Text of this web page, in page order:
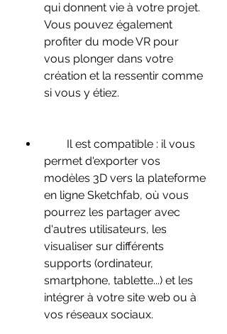
qui donnent vie à votre projet.
Vous pouvez également
profiter du mode VR pour
vous plonger dans votre
création et la ressentir comme
si vous y étiez.
permet d'exporter vos
modèles 3D vers la plateforme
en ligne Sketchfab, où vous
pourrez les partager avec
d'autres utilisateurs, les
visualiser sur différents
supports (ordinateur,
smartphone, tablette...) et les
intégrer à votre site web ou à
vos réseaux sociaux.